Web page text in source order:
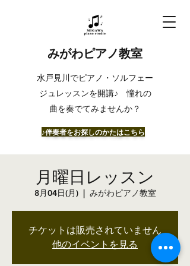
みがわピアノ教室
​水戸見川でピアノ・ソルフェー
ジュレッスンを開講♪ 憧れの
曲を奏でてみませんか？
​♪伴奏者をお探しのかたはこちら
月曜日レッスン
8月04日(月)
  |
みがわピアノ教室
チケットは販売されていません
他のイベントを見る